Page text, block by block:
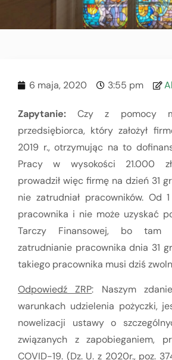
6 maja, 2020 3:55 pm
Zapytanie:Czy z pomocy
przedsiębiorca, który założył
2019 r., otrzymując na to
Pracy w wysokości 21.000
prowadził więc firmę na dzień 31
nie zatrudniał pracowników. Od
pracownika i nie może uzyskać
Tarczy Finansowej, bo tam
zatrudnianie pracownika dnia 31
takiego pracownika musi dziś
Odpowiedź ZRP: Naszym
warunkach udzielenia pożyczki,
nowelizacji ustawy o
związanych z zapobieganiem,
COVID-19. (Dz. U. z 2020r., poz.